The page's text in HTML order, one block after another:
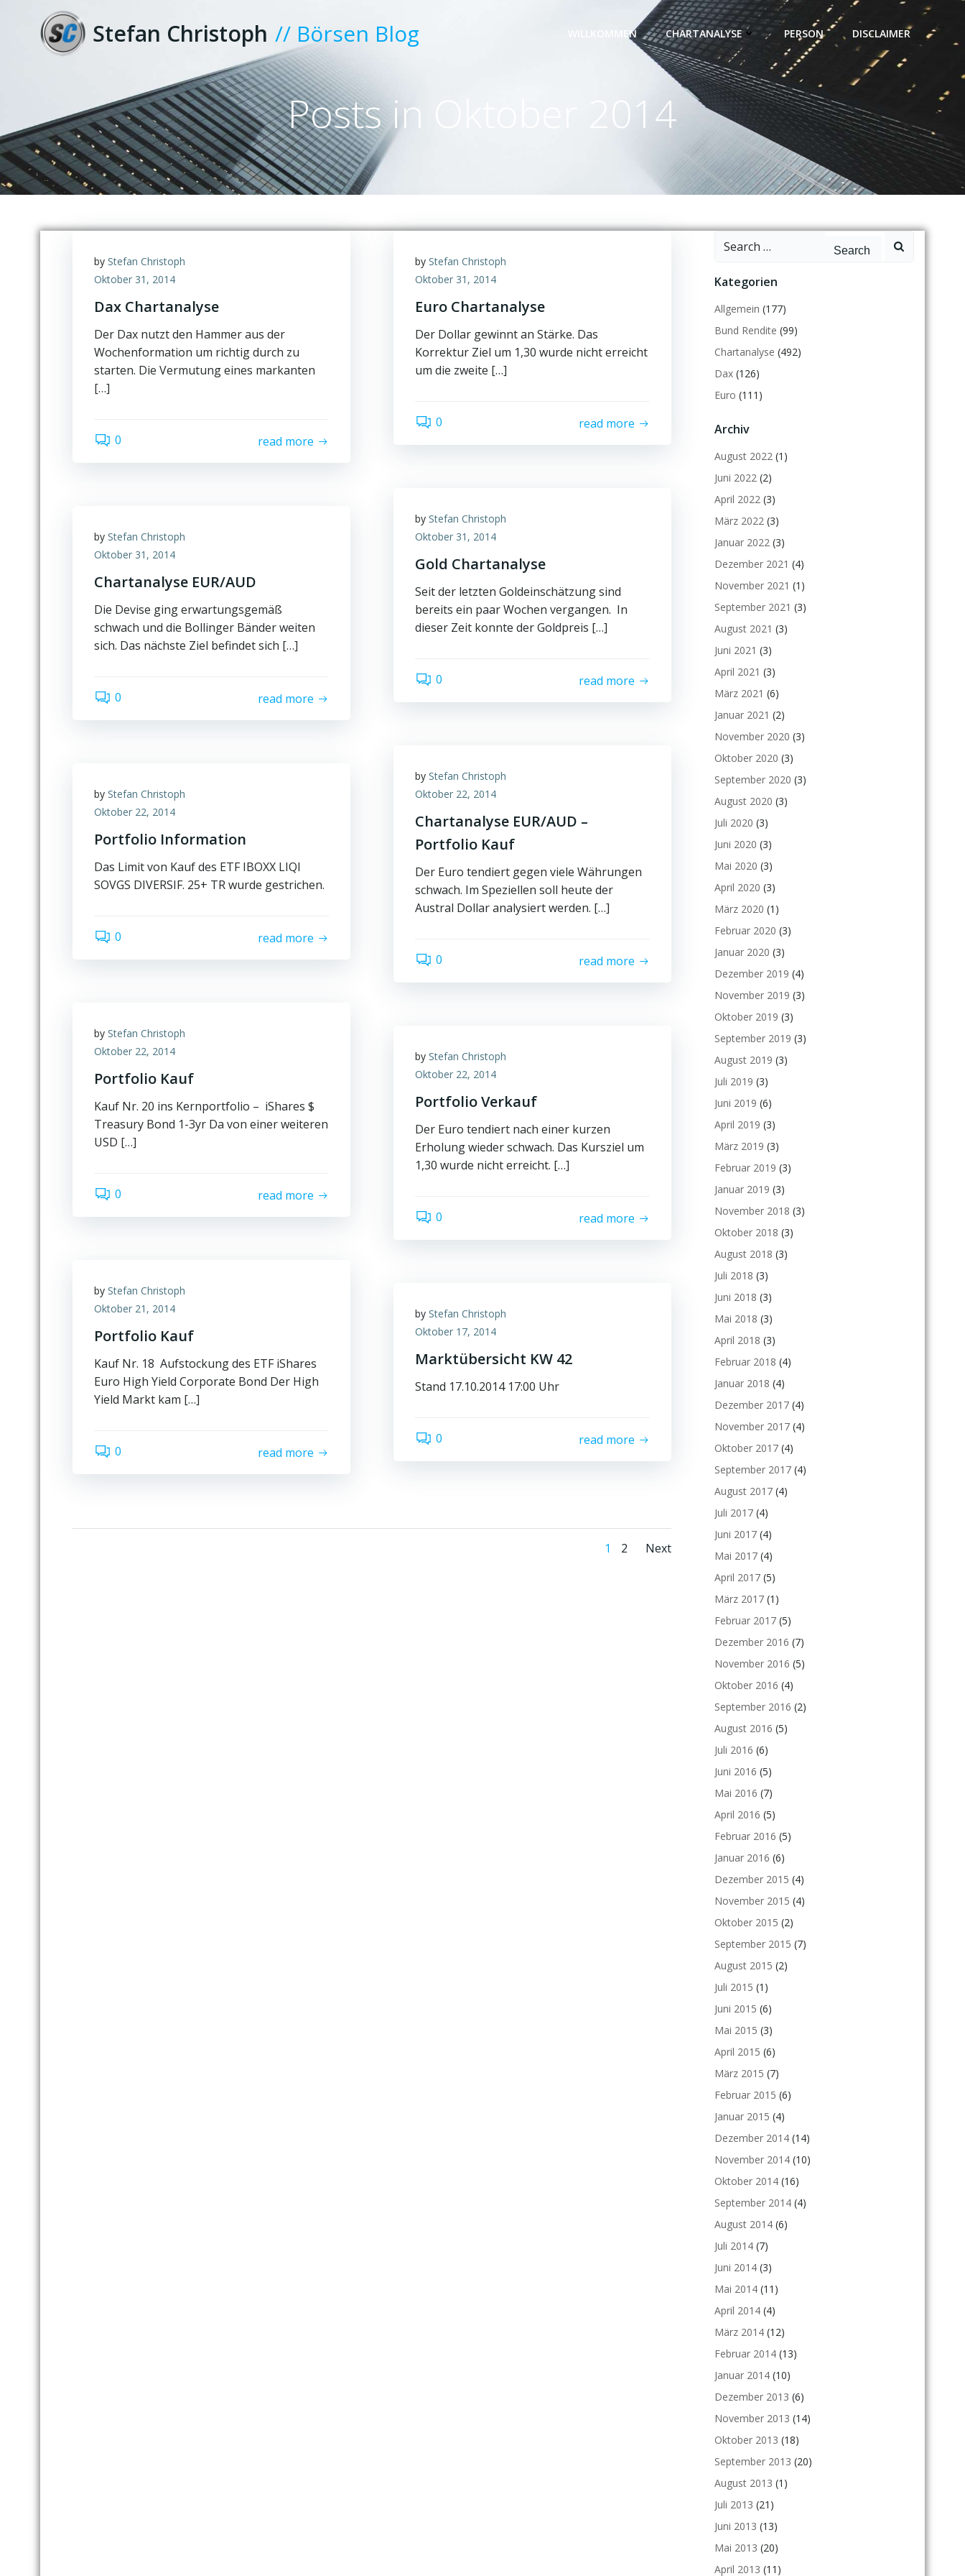
springen
Stefan Christoph // Börsen Blog WILLKOMMEN CHARTANALYSE PERSON DISCLAIMER
Posts in Oktober 2014
by Stefan Christoph
Oktober 31, 2014
Dax Chartanalyse
Der Dax nutzt den Hammer aus der
Wochenformation um richtig durch zu
starten. Die Vermutung eines markanten
[…]
0 read more
by Stefan Christoph
Oktober 31, 2014
Euro Chartanalyse
Der Dollar gewinnt an Stärke. Das
Korrektur Ziel um 1,30 wurde nicht erreicht
um die zweite […]
0 read more
by Stefan Christoph
Oktober 31, 2014
Gold Chartanalyse
Seit der letzten Goldeinschätzung sind
bereits ein paar Wochen vergangen. In
dieser Zeit konnte der Goldpreis […]
0 read more
by Stefan Christoph
Oktober 31, 2014
Chartanalyse EUR/AUD
Die Devise ging erwartungsgemäß
schwach und die Bollinger Bänder weiten
sich. Das nächste Ziel befindet sich […]
0 read more
by Stefan Christoph
Oktober 22, 2014
Chartanalyse EUR/AUD –
Portfolio Kauf
Der Euro tendiert gegen viele Währungen
schwach. Im Speziellen soll heute der
Austral Dollar analysiert werden. […]
0 read more
by Stefan Christoph
Oktober 22, 2014
Portfolio Information
Das Limit von Kauf des ETF IBOXX LIQI
SOVGS DIVERSIF. 25+ TR wurde gestrichen.
0 read more
by Stefan Christoph
Oktober 22, 2014
Portfolio Kauf
Kauf Nr. 20 ins Kernportfolio – iShares $
Treasury Bond 1-3yr Da von einer weiteren
USD […]
0 read more
by Stefan Christoph
Oktober 22, 2014
Portfolio Verkauf
Der Euro tendiert nach einer kurzen
Erholung wieder schwach. Das Kursziel um
1,30 wurde nicht erreicht. […]
0 read more
by Stefan Christoph
Oktober 21, 2014
Portfolio Kauf
Kauf Nr. 18 Aufstockung des ETF iShares
Euro High Yield Corporate Bond Der High
Yield Markt kam […]
0 read more
by Stefan Christoph
Oktober 17, 2014
Marktübersicht KW 42
Stand 17.10.2014 17:00 Uhr
0 read more
Posts
navigation
Page
1 Page
2
Posts
navigation
Next
Search
Kategorien
Allgemein (177)
Bund Rendite (99)
Chartanalyse (492)
Dax (126)
Euro (111)
Archiv
August 2022 (1)
Juni 2022 (2)
April 2022 (3)
März 2022 (3)
Januar 2022 (3)
Dezember 2021 (4)
November 2021 (1)
September 2021 (3)
August 2021 (3)
Juni 2021 (3)
April 2021 (3)
März 2021 (6)
Januar 2021 (2)
November 2020 (3)
Oktober 2020 (3)
September 2020 (3)
August 2020 (3)
Juli 2020 (3)
Juni 2020 (3)
Mai 2020 (3)
April 2020 (3)
März 2020 (1)
Februar 2020 (3)
Januar 2020 (3)
Dezember 2019 (4)
November 2019 (3)
Oktober 2019 (3)
September 2019 (3)
August 2019 (3)
Juli 2019 (3)
Juni 2019 (6)
April 2019 (3)
März 2019 (3)
Februar 2019 (3)
Januar 2019 (3)
November 2018 (3)
Oktober 2018 (3)
August 2018 (3)
Juli 2018 (3)
Juni 2018 (3)
Mai 2018 (3)
April 2018 (3)
Februar 2018 (4)
Januar 2018 (4)
Dezember 2017 (4)
November 2017 (4)
Oktober 2017 (4)
September 2017 (4)
August 2017 (4)
Juli 2017 (4)
Juni 2017 (4)
Mai 2017 (4)
April 2017 (5)
März 2017 (1)
Februar 2017 (5)
Dezember 2016 (7)
November 2016 (5)
Oktober 2016 (4)
September 2016 (2)
August 2016 (5)
Juli 2016 (6)
Juni 2016 (5)
Mai 2016 (7)
April 2016 (5)
Februar 2016 (5)
Januar 2016 (6)
Dezember 2015 (4)
November 2015 (4)
Oktober 2015 (2)
September 2015 (7)
August 2015 (2)
Juli 2015 (1)
Juni 2015 (6)
Mai 2015 (3)
April 2015 (6)
März 2015 (7)
Februar 2015 (6)
Januar 2015 (4)
Dezember 2014 (14)
November 2014 (10)
Oktober 2014 (16)
September 2014 (4)
August 2014 (6)
Juli 2014 (7)
Juni 2014 (3)
Mai 2014 (11)
April 2014 (4)
März 2014 (12)
Februar 2014 (13)
Januar 2014 (10)
Dezember 2013 (6)
November 2013 (14)
Oktober 2013 (18)
September 2013 (20)
August 2013 (1)
Juli 2013 (21)
Juni 2013 (13)
Mai 2013 (20)
April 2013 (11)